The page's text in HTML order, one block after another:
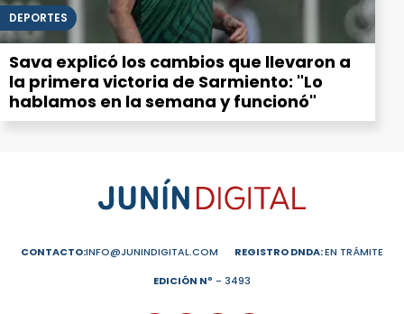
DEPORTES
Sava explicó los cambios que llevaron a
la primera victoria de Sarmiento: "Lo
hablamos en la semana y funcionó"
CONTACTO:INFO@JUNINDIGITAL.COM REGISTRO DNDA:EN TRÁMITE
EDICIÓN Nº - 3493